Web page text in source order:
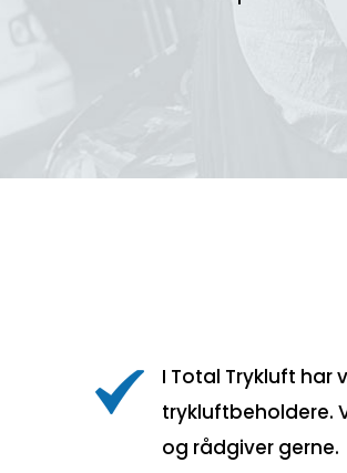
I Total Trykluft har
trykluftbeholdere.
og rådgiver gerne.